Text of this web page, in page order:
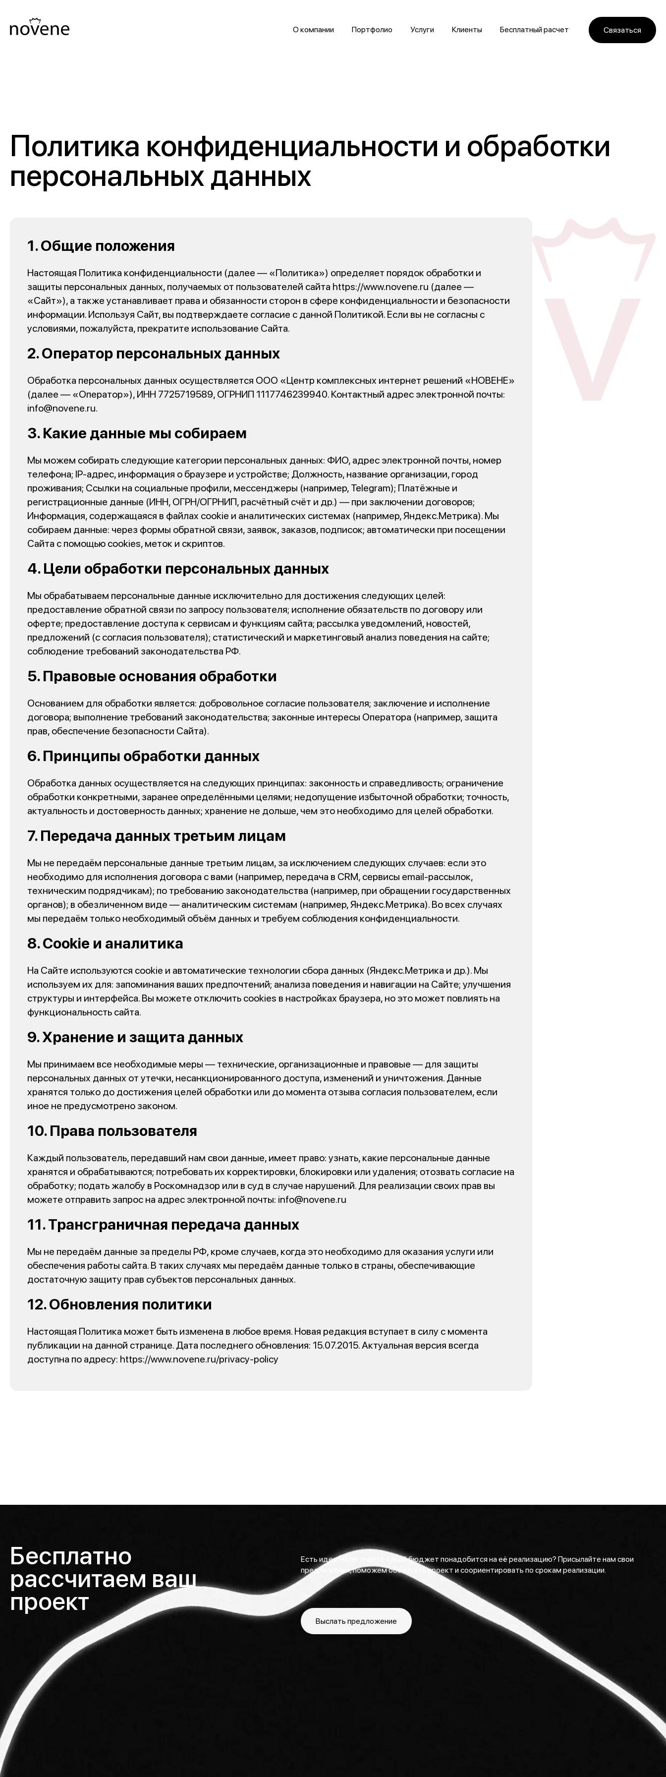
О компании Портфолио Услуги Клиенты Бесплатный расчет Связаться
Политика конфиденциальности и обработки
персональных данных
1. Общие положения
Настоящая Политика конфиденциальности (далее — «Политика») определяет порядок обработки и
защиты персональных данных, получаемых от пользователей сайта https://www.novene.ru (далее —
«Сайт»), а также устанавливает права и обязанности сторон в сфере конфиденциальности и безопасности
информации. Используя Сайт, вы подтверждаете согласие с данной Политикой. Если вы не согласны с
условиями, пожалуйста, прекратите использование Сайта.
2. Оператор персональных данных
Обработка персональных данных осуществляется ООО «Центр комплексных интернет решений «НОВЕНЕ»
(далее — «Оператор»), ИНН 7725719589, ОГРНИП 1117746239940. Контактный адрес электронной почты:
info@novene.ru.
3. Какие данные мы собираем
Мы можем собирать следующие категории персональных данных: ФИО, адрес электронной почты, номер
телефона; IP-адрес, информация о браузере и устройстве; Должность, название организации, город
проживания; Ссылки на социальные профили, мессенджеры (например, Telegram); Платёжные и
регистрационные данные (ИНН, ОГРН/ОГРНИП, расчётный счёт и др.) — при заключении договоров;
Информация, содержащаяся в файлах cookie и аналитических системах (например, Яндекс.Метрика). Мы
собираем данные: через формы обратной связи, заявок, заказов, подписок; автоматически при посещении
Сайта с помощью cookies, меток и скриптов.
4. Цели обработки персональных данных
Мы обрабатываем персональные данные исключительно для достижения следующих целей:
предоставление обратной связи по запросу пользователя; исполнение обязательств по договору или
оферте; предоставление доступа к сервисам и функциям сайта; рассылка уведомлений, новостей,
предложений (с согласия пользователя); статистический и маркетинговый анализ поведения на сайте;
соблюдение требований законодательства РФ.
5. Правовые основания обработки
Основанием для обработки является: добровольное согласие пользователя; заключение и исполнение
договора; выполнение требований законодательства; законные интересы Оператора (например, защита
прав, обеспечение безопасности Сайта).
6. Принципы обработки данных
Обработка данных осуществляется на следующих принципах: законность и справедливость; ограничение
обработки конкретными, заранее определёнными целями; недопущение избыточной обработки; точность,
актуальность и достоверность данных; хранение не дольше, чем это необходимо для целей обработки.
7. Передача данных третьим лицам
Мы не передаём персональные данные третьим лицам, за исключением следующих случаев: если это
необходимо для исполнения договора с вами (например, передача в CRM, сервисы email-рассылок,
техническим подрядчикам); по требованию законодательства (например, при обращении государственных
органов); в обезличенном виде — аналитическим системам (например, Яндекс.Метрика). Во всех случаях
мы передаём только необходимый объём данных и требуем соблюдения конфиденциальности.
8. Cookie и аналитика
На Сайте используются cookie и автоматические технологии сбора данных (Яндекс.Метрика и др.). Мы
используем их для: запоминания ваших предпочтений; анализа поведения и навигации на Сайте; улучшения
структуры и интерфейса. Вы можете отключить cookies в настройках браузера, но это может повлиять на
функциональность сайта.
9. Хранение и защита данных
Мы принимаем все необходимые меры — технические, организационные и правовые — для защиты
персональных данных от утечки, несанкционированного доступа, изменений и уничтожения. Данные
хранятся только до достижения целей обработки или до момента отзыва согласия пользователем, если
иное не предусмотрено законом.
10. Права пользователя
Каждый пользователь, передавший нам свои данные, имеет право: узнать, какие персональные данные
хранятся и обрабатываются; потребовать их корректировки, блокировки или удаления; отозвать согласие на
обработку; подать жалобу в Роскомнадзор или в суд в случае нарушений. Для реализации своих прав вы
можете отправить запрос на адрес электронной почты: info@novene.ru
11. Трансграничная передача данных
Мы не передаём данные за пределы РФ, кроме случаев, когда это необходимо для оказания услуги или
обеспечения работы сайта. В таких случаях мы передаём данные только в страны, обеспечивающие
достаточную защиту прав субъектов персональных данных.
12. Обновления политики
Настоящая Политика может быть изменена в любое время. Новая редакция вступает в силу с момента
публикации на данной странице. Дата последнего обновления: 15.07.2015. Актуальная версия всегда
доступна по адресу: https://www.novene.ru/privacy-policy
Бесплатно
рассчитаем ваш
проект
Есть идея, но не знаете какой бюджет понадобится на её реализацию? Присылайте нам свои
предложения, поможем обсчитать проект и соориентировать по срокам реализации.
Выслать предложение